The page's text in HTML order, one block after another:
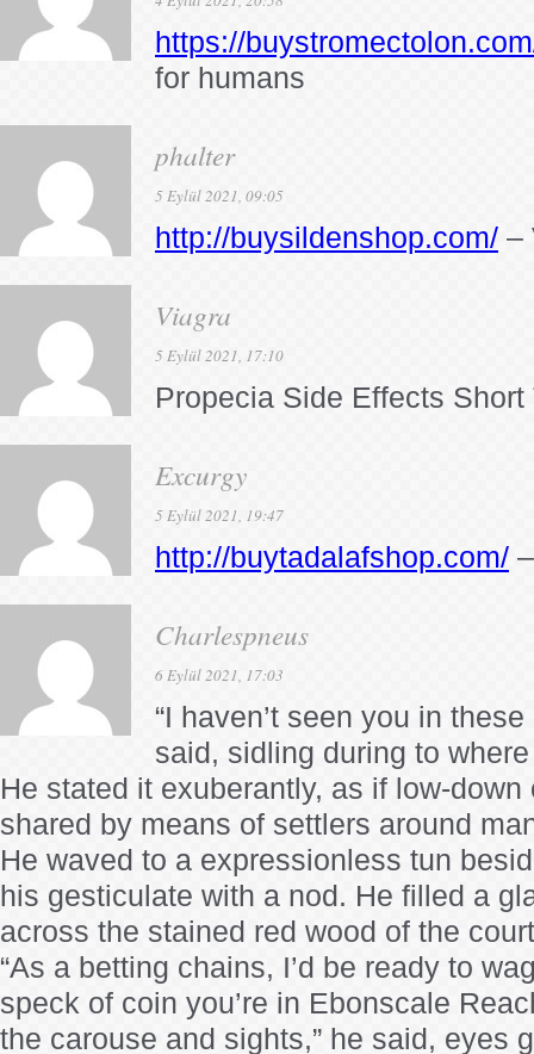
https://
for humans
phalter
5 Eylül 2021, 09:05
http://buysildenshop.com/ –
Viagra
5 Eylül 2021, 17:10
Propecia Side Effects Short
Excurgy
5 Eylül 2021, 19:47
http://buytadalafshop.com/
Charlespneus
6 Eylül 2021, 17:03
“I haven’t seen you in
said, sidling during to where
He stated it exuberantly, as if low-
shared by means of settlers around
He waved to a expressionless tun
his gesticulate with a nod. He filled a
across the stained red wood of the
“As a betting chains, I’d be ready to
speck of coin you’re in Ebonscale
the carouse and sights,” he said, eyes